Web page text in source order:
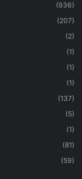
(936)
(207)
(2)
(1)
(1)
(1)
(137)
(5)
(1)
(81)
(59)